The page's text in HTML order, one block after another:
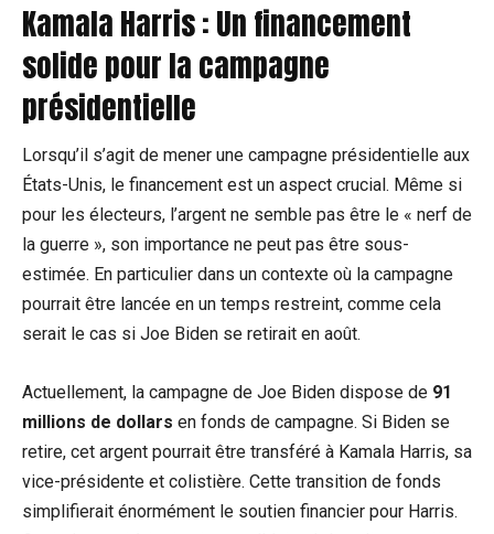
Kamala Harris : Un financement
solide pour la campagne
présidentielle
Lorsqu’il s’agit de mener une campagne présidentielle aux
États-Unis, le financement est un aspect crucial. Même si
pour les électeurs, l’argent ne semble pas être le « nerf de
la guerre », son importance ne peut pas être sous-
estimée. En particulier dans un contexte où la campagne
pourrait être lancée en un temps restreint, comme cela
serait le cas si Joe Biden se retirait en août.
Actuellement, la campagne de Joe Biden dispose de 91
millions de dollars en fonds de campagne. Si Biden se
retire, cet argent pourrait être transféré à Kamala Harris, sa
vice-présidente et colistière. Cette transition de fonds
simplifierait énormément le soutien financier pour Harris.